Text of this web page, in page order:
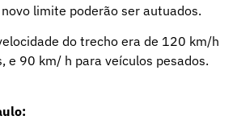
limite poderão ser autuados.
do trecho era de 120 km/h
e 90 km/ h para veículos pesados.